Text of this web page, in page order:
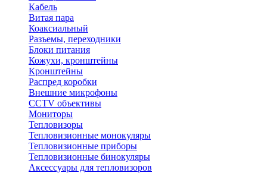
Кабель
Витая пара
Коаксиальный
Разъемы, переходники
Блоки питания
Кожухи, кронштейны
Кронштейны
Распред коробки
Внешние микрофоны
CCTV объективы
Мониторы
Тепловизоры
Тепловизионные монокуляры
Тепловизионные приборы
Тепловизионные бинокуляры
Аксессуары для тепловизоров